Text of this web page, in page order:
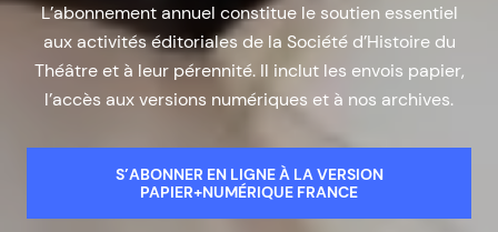
L’abonnement annuel constitue le soutien essentiel
aux activités éditoriales de la Société d’Histoire du
Théâtre et à leur pérennité. Il inclut les envois papier,
l’accès aux versions numériques et à nos archives.
S’ABONNER EN LIGNE À LA VERSION
PAPIER+NUMÉRIQUE FRANCE